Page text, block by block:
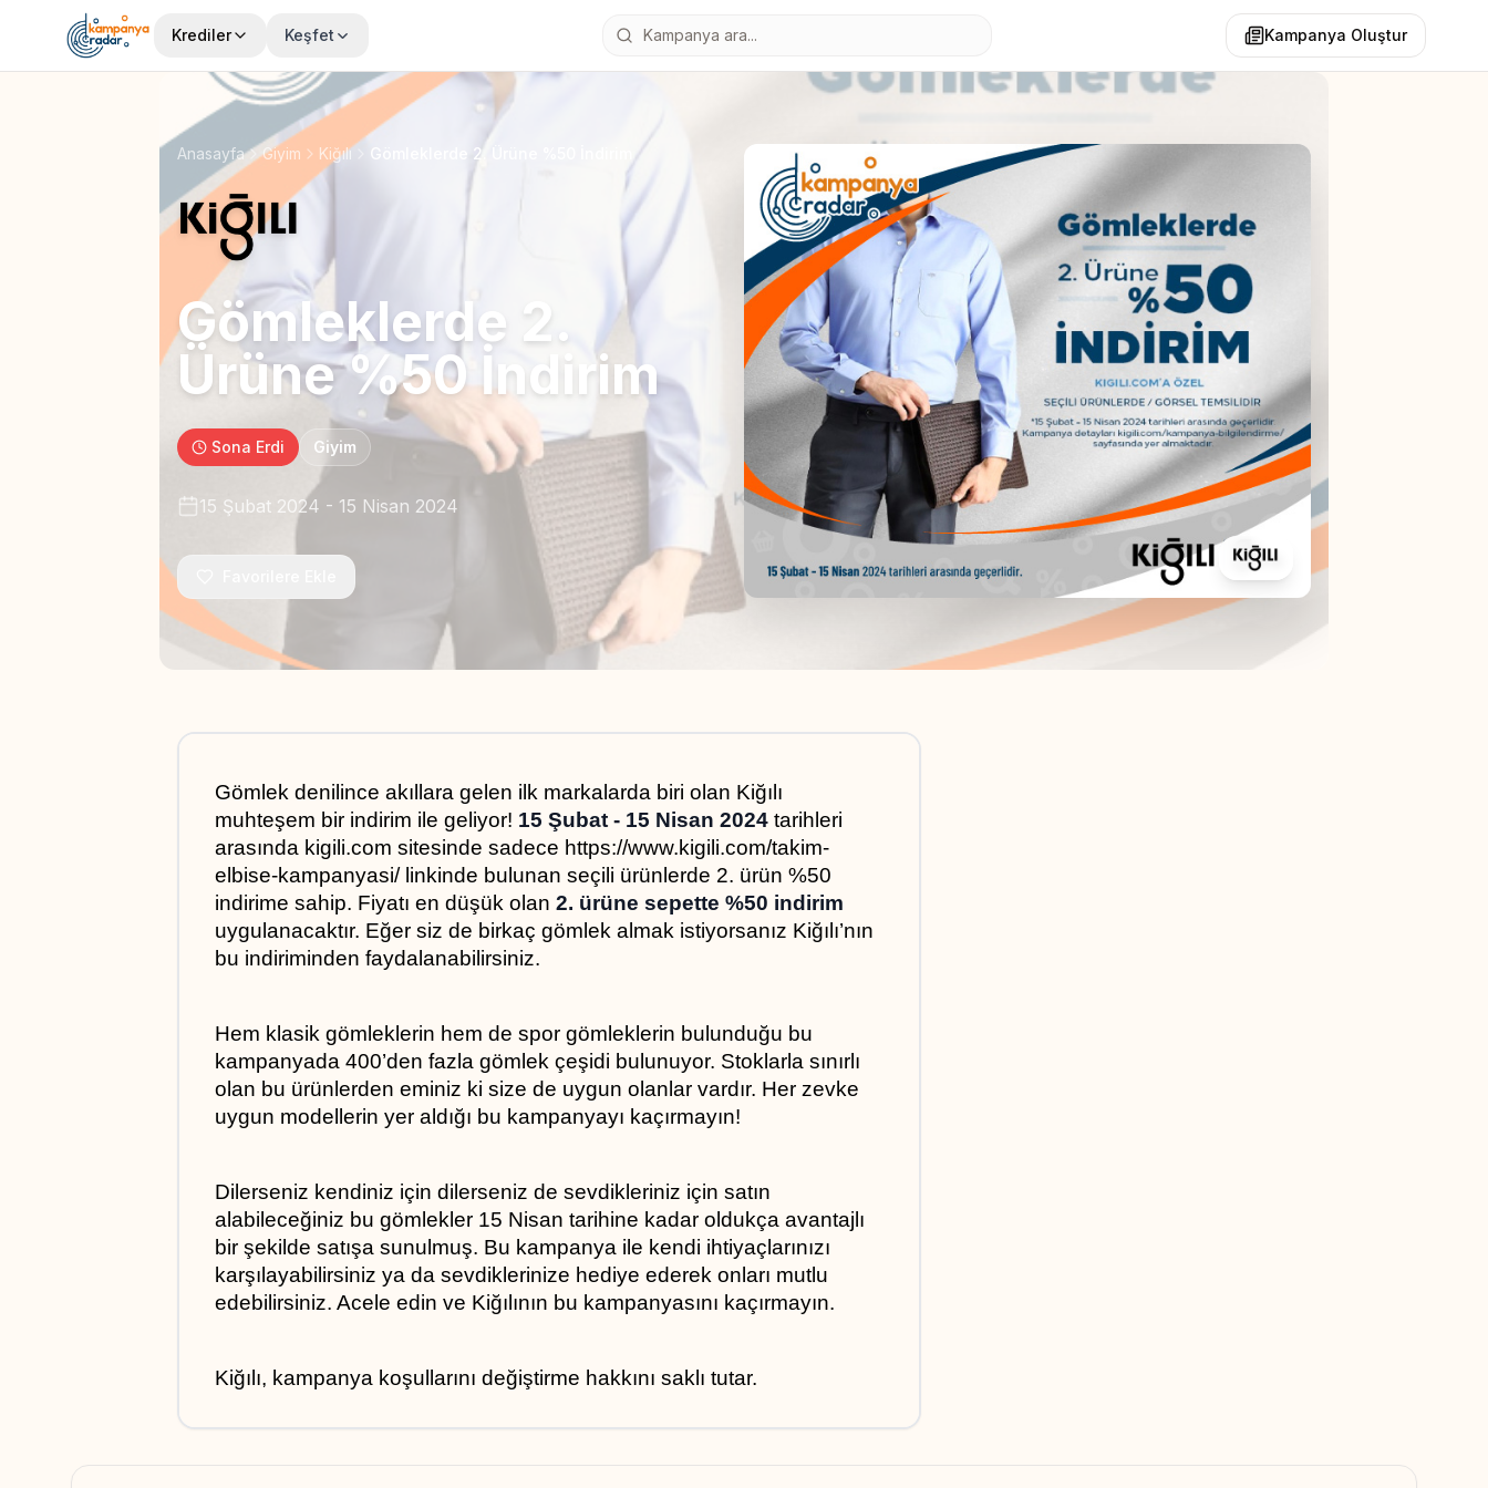
Krediler Keşfet Kampanya Oluştur
Anasayfa Giyim Kiğılı Gömleklerde 2. Ürüne %50 İndirim
Gömleklerde 2.
Ürüne %50 İndirim
Sona Erdi Giyim
15 Şubat 2024 - 15 Nisan 2024
Gömlek denilince akıllara gelen ilk markalarda biri olan Kiğılı
muhteşem bir indirim ile geliyor! 15 Şubat - 15 Nisan 2024 tarihleri
arasında kigili.com sitesinde sadece https://www.kigili.com/takim-
elbise-kampanyasi/ linkinde bulunan seçili ürünlerde 2. ürün %50
indirime sahip. Fiyatı en düşük olan 2. ürüne sepette %50 indirim
uygulanacaktır. Eğer siz de birkaç gömlek almak istiyorsanız Kiğılı’nın
bu indiriminden faydalanabilirsiniz.
Hem klasik gömleklerin hem de spor gömleklerin bulunduğu bu
kampanyada 400’den fazla gömlek çeşidi bulunuyor. Stoklarla sınırlı
olan bu ürünlerden eminiz ki size de uygun olanlar vardır. Her zevke
uygun modellerin yer aldığı bu kampanyayı kaçırmayın!
Dilerseniz kendiniz için dilerseniz de sevdikleriniz için satın
alabileceğiniz bu gömlekler 15 Nisan tarihine kadar oldukça avantajlı
bir şekilde satışa sunulmuş. Bu kampanya ile kendi ihtiyaçlarınızı
karşılayabilirsiniz ya da sevdiklerinize hediye ederek onları mutlu
edebilirsiniz. Acele edin ve Kiğılının bu kampanyasını kaçırmayın.
Kiğılı, kampanya koşullarını değiştirme hakkını saklı tutar.